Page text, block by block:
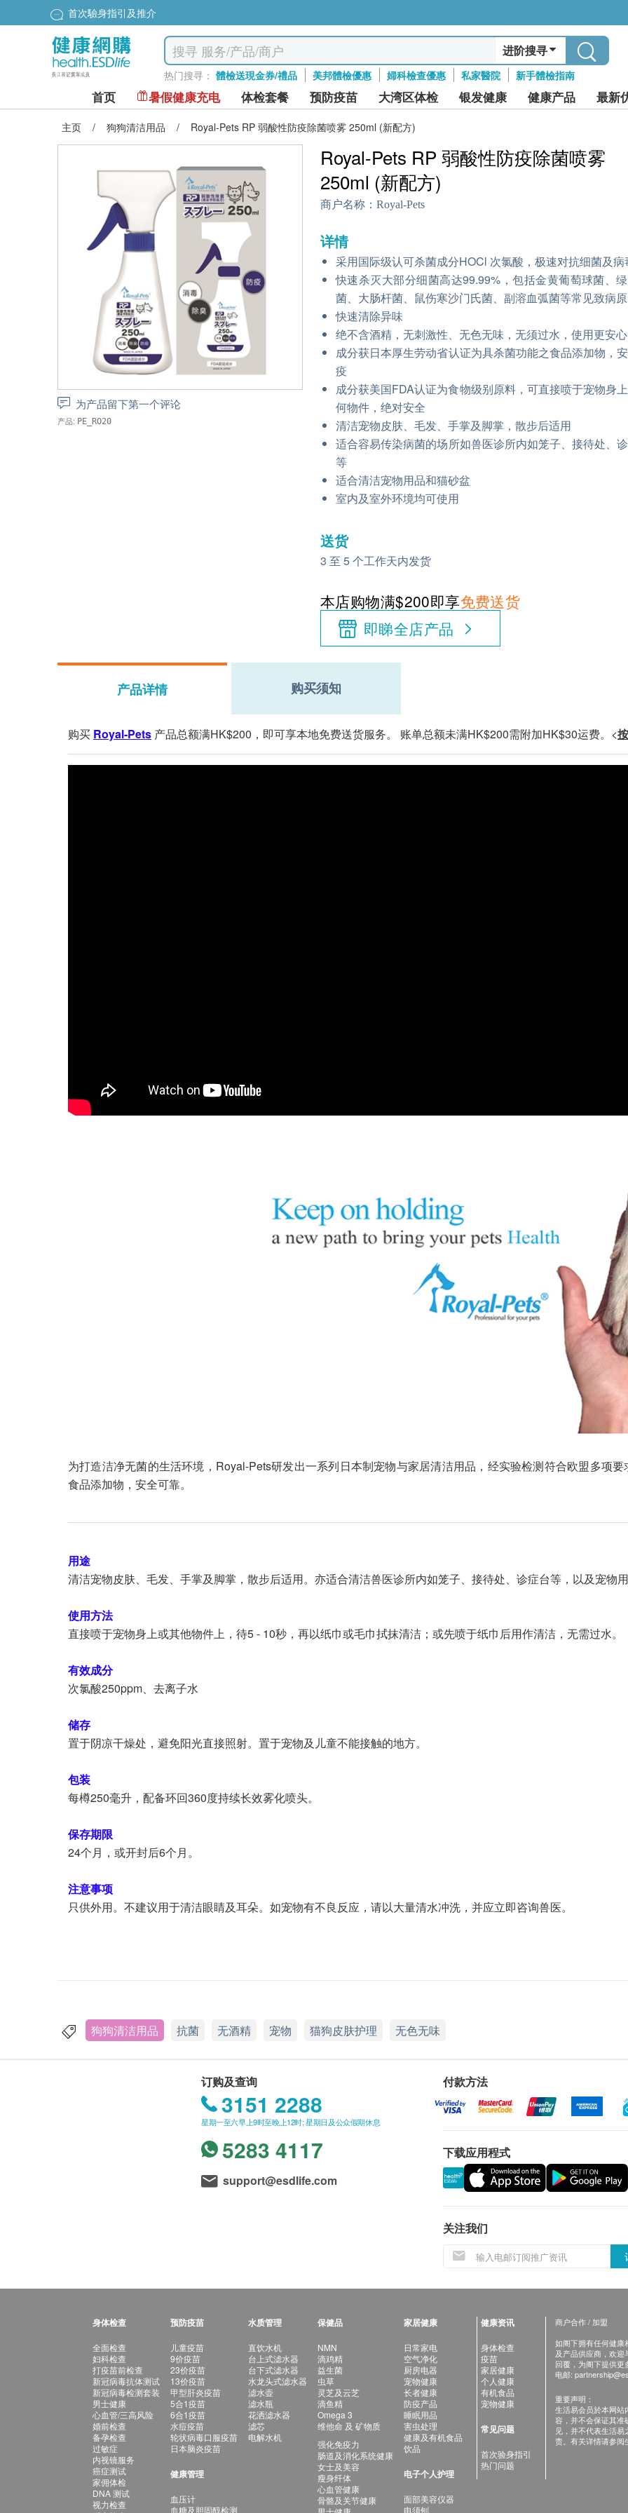
首次驗身指引及推介
进阶搜寻
热门搜寻： 體檢送現金券/禮品 美邦體檢優惠 婦科檢查優惠 私家醫院 新手體檢指南
首页 暑假健康充电 体检套餐 预防疫苗 大湾区体检 银发健康 健康产品 最新
主页 / 狗狗清洁用品 / Royal-Pets RP 弱酸性防疫除菌喷雾 250ml (新配方)
为产品留下第一个评论
产品: PE_RO20
Royal-Pets RP 弱酸性防疫除菌喷雾
250ml (新配方)
商户名称： Royal-Pets
详情
采用国际级认可杀菌成分HOCl 次氯酸，极速对抗细菌及病
快速杀灭大部分细菌高达99.99%，包括金黄葡萄球菌、
菌、大肠杆菌、鼠伤寒沙门氏菌、副溶血弧菌等常见致病原
快速清除异味
绝不含酒精，无刺激性、无色无味，无须过水，使用更安心
成分获日本厚生劳动省认证为具杀菌功能之食品添加物，
疫
成分获美国FDA认证为食物级别原料，可直接喷于宠物身
何物件，绝对安全
清洁宠物皮肤、毛发、手掌及脚掌，散步后适用
适合容易传染病菌的场所如兽医诊所内如笼子、接待处、
等
适合清洁宠物用品和猫砂盆
室内及室外环境均可使用
送货
3 至 5 个工作天内发货
本店购物满$200即享免费送货
即睇全店产品
产品详情 购买须知
购买 Royal-Pets 产品总额满HK$200，即可享本地免费送货服务。 账单总额未满HK$200需附加HK$30运费。<
为打造洁净无菌的生活环境，Royal-Pets研发出一系列日本制宠物与家居清洁用品，经实验检测符合欧盟多项
食品添加物，安全可靠。
用途
清洁宠物皮肤、毛发、手掌及脚掌，散步后适用。亦适合清洁兽医诊所内如笼子、接待处、诊症台等，以及宠物
使用方法
直接喷于宠物身上或其他物件上，待5 - 10秒，再以纸巾或毛巾拭抹清洁；或先喷于纸巾后用作清洁，无需过水。
有效成分
次氯酸250ppm、去离子水
储存
置于阴凉干燥处，避免阳光直接照射。置于宠物及儿童不能接触的地方。
包装
每樽250毫升，配备环回360度持续长效雾化喷头。
保存期限
24个月，或开封后6个月。
注意事项
只供外用。不建议用于清洁眼睛及耳朵。如宠物有不良反应，请以大量清水冲洗，并应立即咨询兽医。
狗狗清洁用品 抗菌 无酒精 宠物 猫狗皮肤护理 无色无味
订购及查询
3151 2288
星期一至六早上9时至晚上12时; 星期日及公众假期休息
5283 4117
support@esdlife.com
付款方法
下载应用程式
关注我们
身体检查
全面检查
妇科检查
打疫苗前检查
新冠病毒抗体测试
新冠病毒检测套装
男士健康
心血管/三高风险
婚前检查
备孕检查
过敏症
内视镜服务
癌症测试
家佣体检
DNA 测试
视力检查
预防疫苗
儿童疫苗
9价疫苗
23价疫苗
13价疫苗
甲型肝炎疫苗
5合1疫苗
6合1疫苗
水痘疫苗
轮状病毒口服疫苗
日本脑炎疫苗
健康管理
血压计
血糖及胆固醇检测
水质管理
直饮水机
台上式滤水器
台下式滤水器
水龙头式滤水器
滤水壶
滤水瓶
花洒滤水器
滤芯
电解水机
保健品
NMN
滴鸡精
益生菌
虫草
灵芝及云芝
滴鱼精
Omega 3
维他命 及 矿物质
强化免疫力
肠道及消化系统健康
女士及美容
瘦身纤体
心血管健康
骨骼及关节健康
家居健康
日常家电
空气净化
厨房电器
宠物健康
长者健康
防疫产品
睡眠用品
害虫处理
健康及有机食品
饮品
电子个人护理
面部美容仪器
电须刨
健康资讯
身体检查
疫苗
家居健康
个人健康
有机食品
宠物健康
常见问题
首次验身指引
热门问题
商户合作 / 加盟
如阁下拥有任何健康
及产品供应商，欢迎
回覆，为阁下提供更
电邮:
重要声明：
生活易会员於本网站
容，并不会保证其准
见，并不代表生活
责。有关详情请参阅